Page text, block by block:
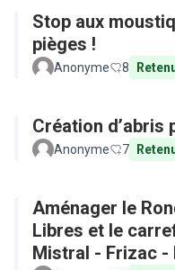
Stop aux
pièges !
Anonyme 8
Création d’abris
Anonyme 7
Aménager le
Libres et le
Mistral - Frizac -